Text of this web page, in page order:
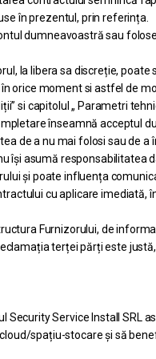
în prezentul, prin referința.
dumneavoastră sau
la libera sa discreție, poate
orice moment si astfel de
si capitolul „ Parametri
înseamnă acceptul
de a nu mai folosi sau de a
își asumă responsabilitatea
și poate influența
cu aplicare imediată,
Furnizorului, de
terței părți este
Service Install SRL
spațiu-stocare și să